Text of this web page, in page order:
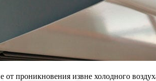
проникновения извне холодного